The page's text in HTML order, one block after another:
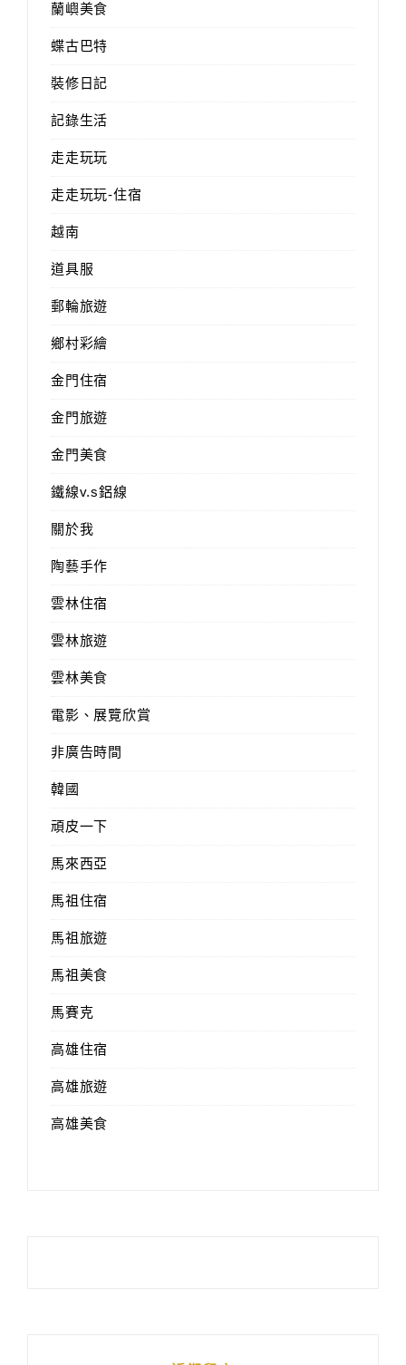
蘭嶼美食
蝶古巴特
裝修日記
記錄生活
走走玩玩
走走玩玩-住宿
越南
道具服
郵輪旅遊
鄉村彩繪
金門住宿
金門旅遊
金門美食
鐵線v.s鋁線
關於我
陶藝手作
雲林住宿
雲林旅遊
雲林美食
電影、展覽欣賞
非廣告時間
韓國
頑皮一下
馬來西亞
馬祖住宿
馬祖旅遊
馬祖美食
馬賽克
高雄住宿
高雄旅遊
高雄美食